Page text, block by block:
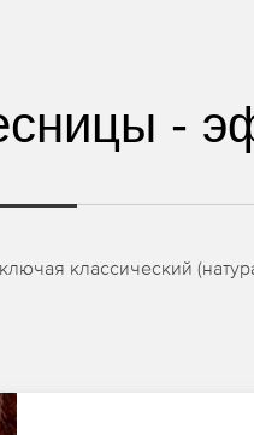
-
классический